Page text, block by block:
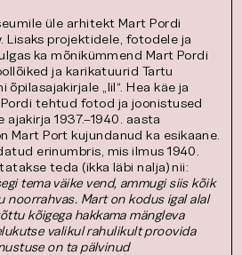
üle arhitekt Mart Pordi
Lisaks projektidele, fotodele ja
ka mõnikümmend Mart Pordi
ja karikatuurid Tartu
„Iil“. Hea käe ja
tehtud fotod ja joonistused
1937.–1940. aasta
Mart Port kujundanud ka esikaane.
erinumbris, mis ilmus 1940.
teda (ikka läbi nalja) nii:
tema väike vend, ammugi siis kõik
noorrahvas. Mart on kodus igal alal
kõigega hakkama mängleva
valikul rahulikult proovida
on ta pälvinud